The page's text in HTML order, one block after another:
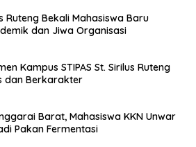
Ruteng Bekali Mahasiswa Baru
dan Jiwa Organisasi
Kampus STIPAS St. Sirilus Ruteng
dan Berkarakter
Barat, Mahasiswa KKN Unwar
Pakan Fermentasi